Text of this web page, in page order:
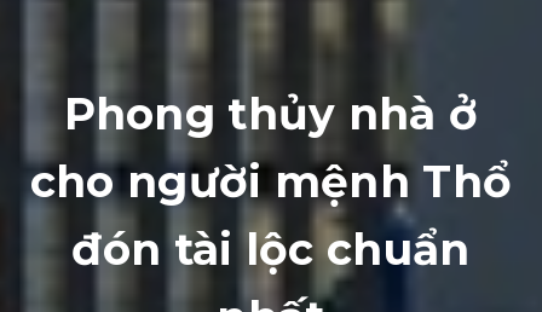
Phong thủy nhà ở
cho người mệnh Thổ
đón tài lộc chuẩn